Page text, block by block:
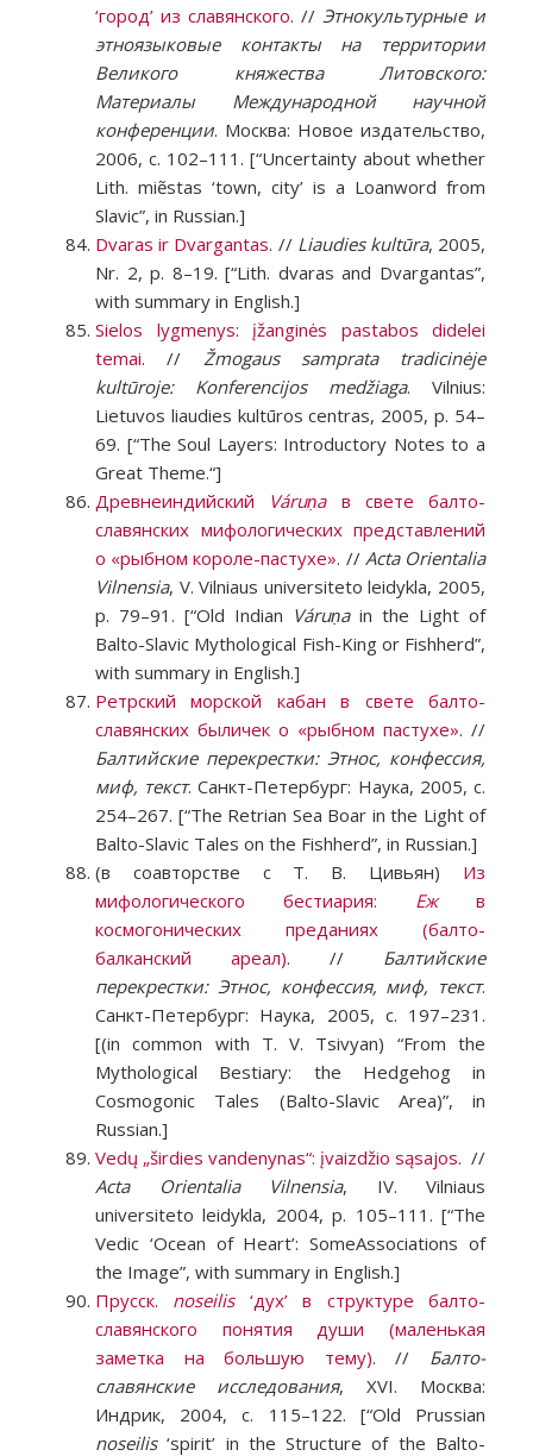
‘город’ из славянского. // Этнокультурные и
этноязыковые контакты на территории
Великого княжества Литовского:
Материалы Международной научной
конференции. Москва: Новое издательство,
2006, с. 102–111. [“Uncertainty about whether
Lith. miẽstas ‘town, city’ is a Loanword from
Slavic”, in Russian.]
Dvaras ir Dvargantas. // Liaudies kultūra, 2005,
Nr. 2, p. 8–19. [“Lith. dvaras and Dvargantas”,
with summary in English.]
Sielos lygmenys: įžanginės pastabos didelei
temai. // Žmogaus samprata tradicinėje
kultūroje: Konferencijos medžiaga. Vilnius:
Lietuvos liaudies kultūros centras, 2005, p. 54–
69. [“The Soul Layers: Introductory Notes to a
Great Theme.“]
Древнеиндийский Váruṇaв свете балто-
славянских мифологических представлений
о «рыбном короле-пастухе». // Acta Orientalia
Vilnensia, V. Vilniaus universiteto leidykla, 2005,
p. 79–91. [“Old Indian Váruṇain the Light of
Balto-Slavic Mythological Fish-King or Fishherd”,
with summary in English.]
Ретрский морской кабан в свете балто-
славянских быличек о «рыбном пастухе». //
Балтийские перекрестки: Этнос, конфессия,
миф, текст. Санкт-Петербург: Наука, 2005, с.
254–267. [“The Retrian Sea Boar in the Light of
Balto-Slavic Tales on the Fishherd”, in Russian.]
(в соавторстве с Т. В. Цивьян) Из
мифологического бестиария: Ежв
космогонических преданиях (балто-
балканский ареал). // Балтийские
перекрестки: Этнос, конфессия, миф, текст.
Санкт-Петербург: Наука, 2005, с. 197–231.
[(in common with T. V. Tsivyan) “From the
Mythological Bestiary: the Hedgehog in
Cosmogonic Tales (Balto-Slavic Area)”, in
Russian.]
Vedų „širdies vandenynas“: įvaizdžio sąsajos. //
Acta Orientalia Vilnensia, IV. Vilniaus
universiteto leidykla, 2004, p. 105–111. [“The
Vedic ‘Ocean of Heart’: SomeAssociations of
the Image”, with summary in English.]
Прусск. noseilis‘дух’ в структуре балто-
славянского понятия души (маленькая
заметка на большую тему). // Балто-
славянские исследования, XVI. Москва:
Индрик, 2004, с. 115–122. [“Old Prussian
noseilis‘spirit’ in the Structure of the Balto-